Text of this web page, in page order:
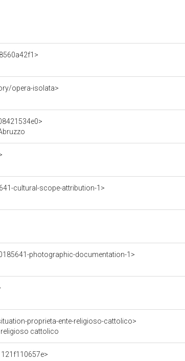
opera-isolata>
cultural-scope-attribution-1>
photographic-documentation-1>
proprieta-ente-religioso-cattolico>
religioso cattolico